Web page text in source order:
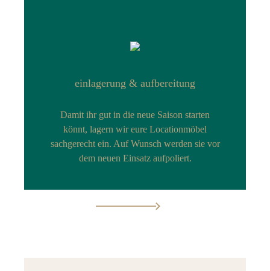
einlagerung & aufbereitung
Damit ihr gut in die neue Saison starten
könnt, lagern wir eure Locationmöbel
sachgerecht ein. Auf Wunsch werden sie vor
dem neuen Einsatz aufpoliert.